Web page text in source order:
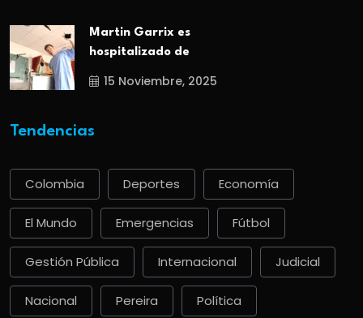
Martin Garrix es
hospitalizado de
15 Noviembre, 2025
Tendencias
Colombia Deportes Economía
El Mundo Emergencias Fútbol
Gestión Pública Internacional Judicial
Nacional Pereira Política